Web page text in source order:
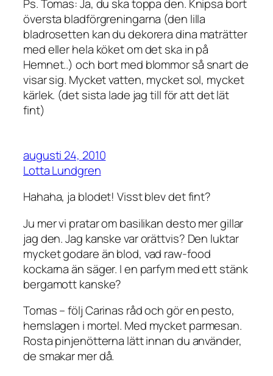
Ps. Tomas: Ja, du ska toppa den. Knipsa bort
översta bladförgreningarna (den lilla
bladrosetten kan du dekorera dina maträtter
med eller hela köket om det ska in på
Hemnet..) och bort med blommor så snart de
visar sig. Mycket vatten, mycket sol, mycket
kärlek. (det sista lade jag till för att det lät
fint)
augusti 24, 2010
Lotta Lundgren
Hahaha, ja blodet! Visst blev det fint?
Ju mer vi pratar om basilikan desto mer gillar
jag den. Jag kanske var orättvis? Den luktar
mycket godare än blod, vad raw-food
kockarna än säger. I en parfym med ett stänk
bergamott kanske?
Tomas – följ Carinas råd och gör en pesto,
hemslagen i mortel. Med mycket parmesan.
Rosta pinjenötterna lätt innan du använder,
de smakar mer då.